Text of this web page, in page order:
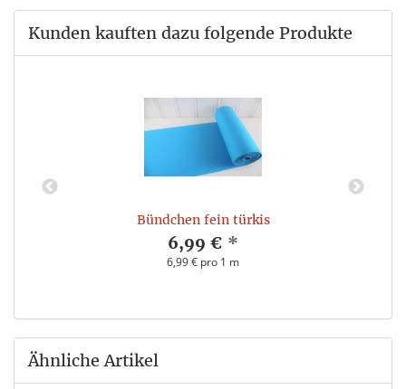
Kunden kauften dazu folgende Produkte
Bündchen fein türkis
6,99 € *
6,99 € pro 1 m
Ähnliche Artikel